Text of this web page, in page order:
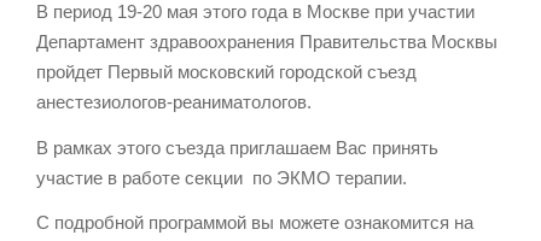
В период 19-20 мая этого года в Москве при участии
Департамент здравоохранения Правительства Москвы
пройдет Первый московский городской съезд
анестезиологов-реаниматологов.
В рамках этого съезда приглашаем Вас принять
участие в работе секции по ЭКМО терапии.
С подробной программой вы можете ознакомится на